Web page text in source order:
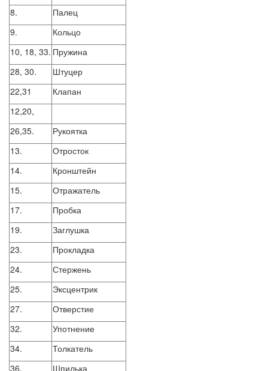
8.
Палец
9.
Кольцо
10, 18, 33. Пружина
28, 30.
Штуцер
22,31
Клапан
12,20,
26,35.
Рукоятка
13.
Отросток
14.
Кронштейн
15.
Отражатель
17.
Пробка
19.
Заглушка
23.
Прокладка
24.
Стержень
25.
Эксцентрик
27.
Отверстие
32.
Употнение
34.
Толкатель
36.
Шпилька